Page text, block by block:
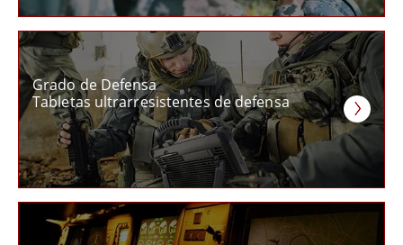
Grado de Defensa
Tabletas ultrarresistentes de defensa